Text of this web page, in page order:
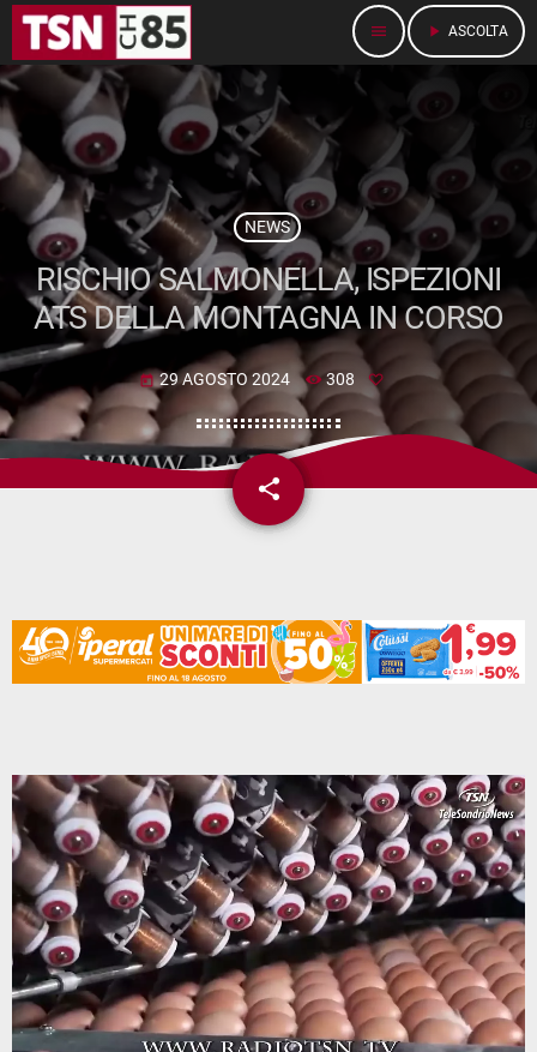
menu play_arrow ASCOLTA
NEWS
RISCHIO SALMONELLA, ISPEZIONI
ATS DELLA MONTAGNA IN CORSO
today 29 AGOSTO 2024 308
share
email